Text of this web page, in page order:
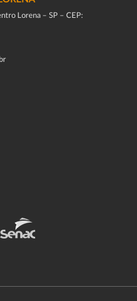
Lorena – SP – CEP: